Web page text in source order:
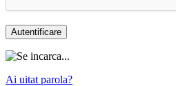
Ai uitat parola?